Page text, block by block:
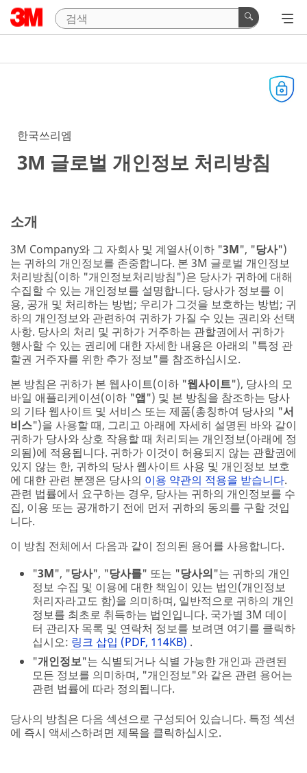
한국쓰리엠
3M 글로벌 개인정보 처리방침
소개
3M Company와 그 자회사 및 계열사(이하 "3M", "당사")
는 귀하의 개인정보를 존중합니다. 본 3M 글로벌 개인정보
처리방침(이하 "개인정보처리방침")은 당사가 귀하에 대해
수집할 수 있는 개인정보를 설명합니다. 당사가 정보를 이
용, 공개 및 처리하는 방법; 우리가 그것을 보호하는 방법; 귀
하의 개인정보와 관련하여 귀하가 가질 수 있는 권리와 선택
사항. 당사의 처리 및 귀하가 거주하는 관할권에서 귀하가
행사할 수 있는 권리에 대한 자세한 내용은 아래의 "특정 관
할권 거주자를 위한 추가 정보"를 참조하십시오.
본 방침은 귀하가 본 웹사이트(이하 "웹사이트"), 당사의 모
바일 애플리케이션(이하 "앱") 및 본 방침을 참조하는 당사
의 기타 웹사이트 및 서비스 또는 제품(총칭하여 당사의 "서
비스")을 사용할 때, 그리고 아래에 자세히 설명된 바와 같이
귀하가 당사와 상호 작용할 때 처리되는 개인정보(아래에 정
의됨)에 적용됩니다. 귀하가 이것이 허용되지 않는 관할권에
있지 않는 한, 귀하의 당사 웹사이트 사용 및 개인정보 보호
에 대한 관련 분쟁은 당사의 이용 약관의 적용을 받습니다.
관련 법률에서 요구하는 경우, 당사는 귀하의 개인정보를 수
집, 이용 또는 공개하기 전에 먼저 귀하의 동의를 구할 것입
니다.
이 방침 전체에서 다음과 같이 정의된 용어를 사용합니다.
"3M", "당사", "당사를" 또는 "당사의"는 귀하의 개인
정보 수집 및 이용에 대한 책임이 있는 법인(개인정보
처리자라고도 함)을 의미하며, 일반적으로 귀하의 개인
정보를 최초로 취득하는 법인입니다. 국가별 3M 데이
터 관리자 목록 및 연락처 정보를 보려면 여기를 클릭하
십시오: 링크 삽입 (PDF, 114KB) .
"개인정보"는 식별되거나 식별 가능한 개인과 관련된
모든 정보를 의미하며, "개인정보"와 같은 관련 용어는
관련 법률에 따라 정의됩니다.
당사의 방침은 다음 섹션으로 구성되어 있습니다. 특정 섹션
에 즉시 액세스하려면 제목을 클릭하십시오.